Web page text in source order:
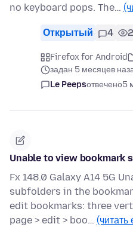
no keyboard pops. The…
Открытый 4
Firefox for Android
задан 5 месяцев
Le Peepsотвечено5
Unable to view bookmark
Fx 148.0 Galaxy A14 5G
subfolders in the
edit bookmarks: three
page > edit > boo…